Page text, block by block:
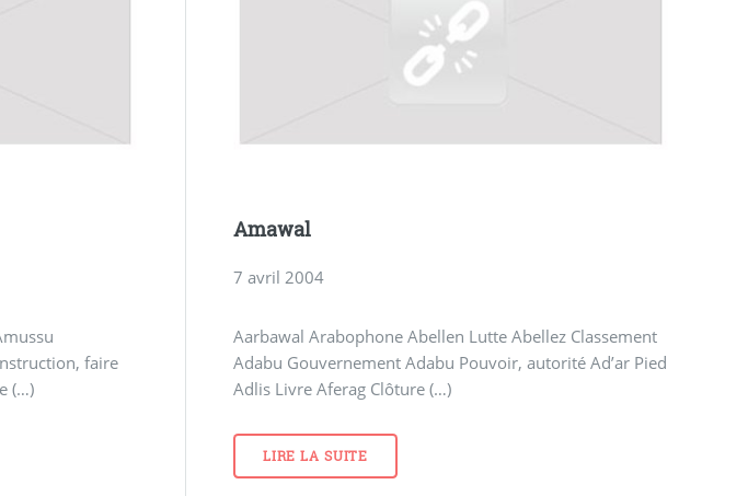
faire
(…)
Amawal
7 avril 2004
Aarbawal Arabophone Abellen Lutte Abellez Classement
Adabu Gouvernement Adabu Pouvoir, autorité Ad’ar Pied
Adlis Livre Aferag Clôture (…)
LIRE LA SUITE